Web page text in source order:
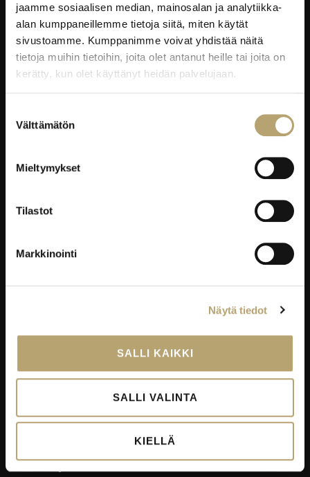
jaamme sosiaalisen median, mainosalan ja analytiikka-
alan kumppaneillemme tietoja siitä, miten käytät
sivustoamme. Kumppanimme voivat yhdistää näitä
tietoja muihin tietoihin, joita olet antanut heille tai joita on
kerätty, kun olet käyttänyt heidän palvelujaan.
valinta
Välttämätön
Mieltymykset
Tilastot
Markkinointi
Näytä tiedot
SALLI KAIKKI
SALLI VALINTA
KIELLÄ
RAVINTOLAPALVELUT
EduCafé
Ruokalistat
Kortti- ja pätevyyskoulutukset
Työelämässä oppiminen
EduKo koulutus- ja yrityspalvelut Oy
Viestintä
Palautekanavat
Tietosuoja